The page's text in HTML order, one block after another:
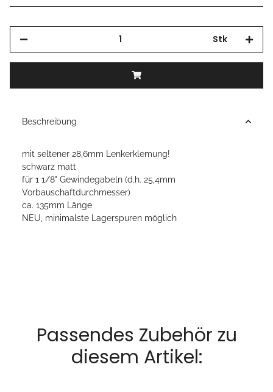
Stk
Beschreibung
mit seltener 28,6mm Lenkerklemung!
schwarz matt
für 1 1/8" Gewindegabeln (d.h. 25,4mm
Vorbauschaftdurchmesser)
ca. 135mm Länge
NEU, minimalste Lagerspuren möglich
Passendes Zubehör zu
diesem Artikel: